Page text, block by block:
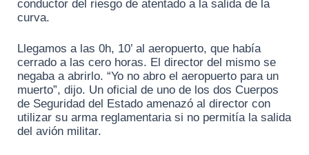
conductor del riesgo de atentado a la salida de la
curva.
Llegamos a las 0h, 10’ al aeropuerto, que había
cerrado a las cero horas. El director del mismo se
negaba a abrirlo. “Yo no abro el aeropuerto para un
muerto”, dijo. Un oficial de uno de los dos Cuerpos
de Seguridad del Estado amenazó al director con
utilizar su arma reglamentaria si no permitía la salida
del avión militar.